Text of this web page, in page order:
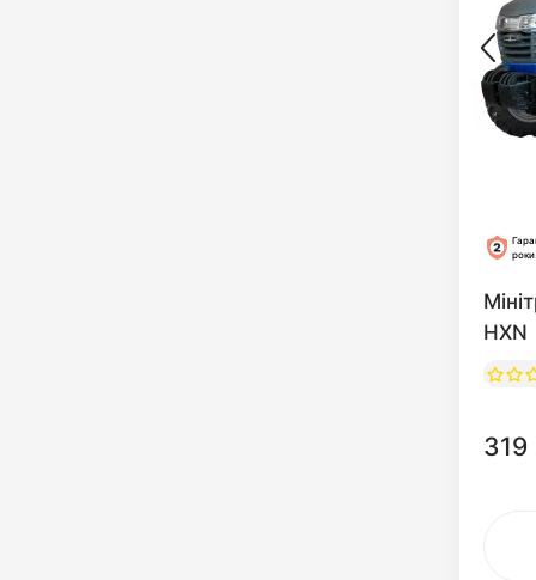
роки
HXN